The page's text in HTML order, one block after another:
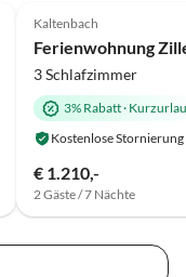
Kaltenbach
3 Schlafzimmer
3% Rabatt·
Kostenlose Stornierung
€ 1.210,-
2 Gäste / 7 Nächte